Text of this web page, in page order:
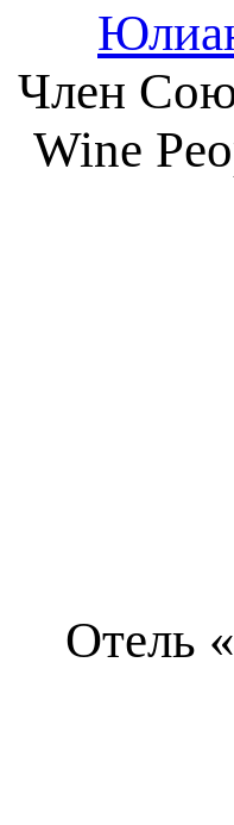
Член
Wine
Отель